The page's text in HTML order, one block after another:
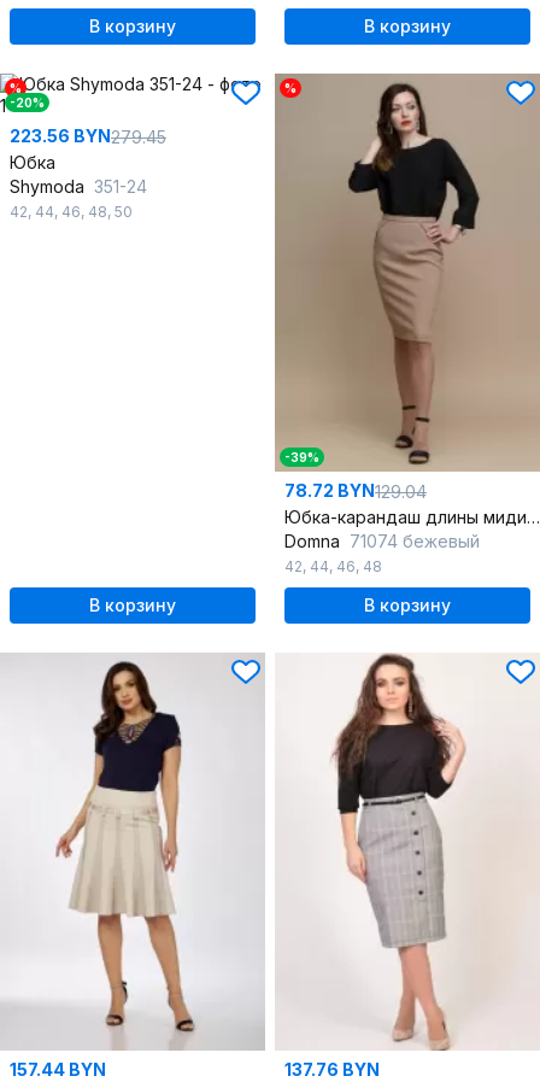
В корзину В корзину
%
-20%
223.56 BYN279.45
Юбка
Shymoda 351-24
42, 44, 46, 48, 50
В корзину
%
-39%
78.72 BYN129.04
Юбка-карандаш длины миди из вискозы с высокой посадкой для офиса
Domna 71074 бежевый
42, 44, 46, 48
В корзину
157.44 BYN
137.76 BYN